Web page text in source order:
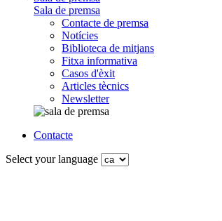
Sala de premsa
Contacte de premsa
Notícies
Biblioteca de mitjans
Fitxa informativa
Casos d'èxit
Articles tècnics
Newsletter
Contacte
Select your language